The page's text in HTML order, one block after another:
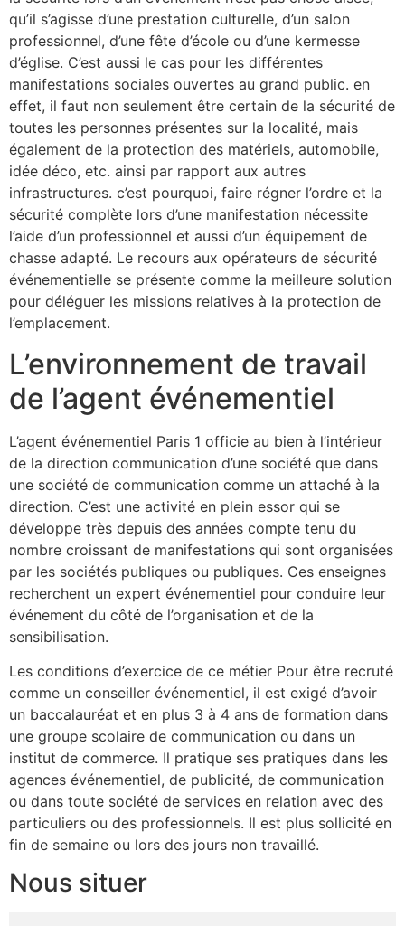
qu’il s’agisse d’une prestation culturelle, d’un salon
professionnel, d’une fête d’école ou d’une kermesse
d’église. C’est aussi le cas pour les différentes
manifestations sociales ouvertes au grand public. en
effet, il faut non seulement être certain de la sécurité de
toutes les personnes présentes sur la localité, mais
également de la protection des matériels, automobile,
idée déco, etc. ainsi par rapport aux autres
infrastructures. c’est pourquoi, faire régner l’ordre et la
sécurité complète lors d’une manifestation nécessite
l’aide d’un professionnel et aussi d’un équipement de
chasse adapté. Le recours aux opérateurs de sécurité
événementielle se présente comme la meilleure solution
pour déléguer les missions relatives à la protection de
l’emplacement.
L’environnement de travail
de l’agent événementiel
L’agent événementiel Paris 1 officie au bien à l’intérieur
de la direction communication d’une société que dans
une société de communication comme un attaché à la
direction. C’est une activité en plein essor qui se
développe très depuis des années compte tenu du
nombre croissant de manifestations qui sont organisées
par les sociétés publiques ou publiques. Ces enseignes
recherchent un expert événementiel pour conduire leur
événement du côté de l’organisation et de la
sensibilisation.
Les conditions d’exercice de ce métier Pour être recruté
comme un conseiller événementiel, il est exigé d’avoir
un baccalauréat et en plus 3 à 4 ans de formation dans
une groupe scolaire de communication ou dans un
institut de commerce. Il pratique ses pratiques dans les
agences événementiel, de publicité, de communication
ou dans toute société de services en relation avec des
particuliers ou des professionnels. Il est plus sollicité en
fin de semaine ou lors des jours non travaillé.
Nous situer